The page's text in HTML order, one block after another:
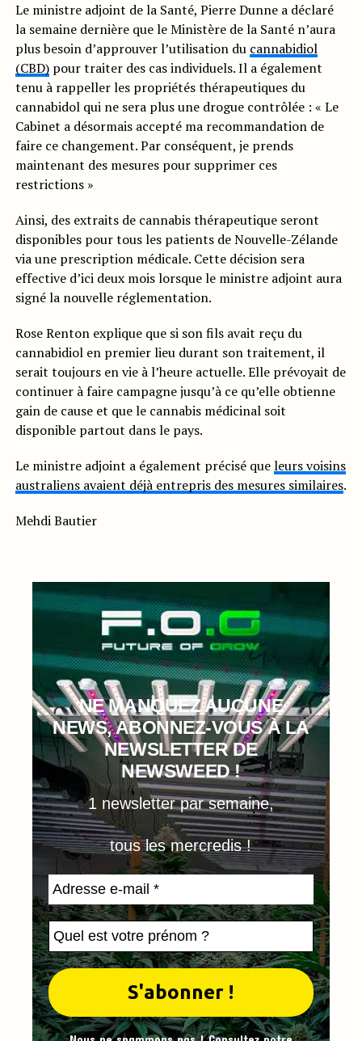
Le ministre adjoint de la Santé, Pierre Dunne a déclaré
la semaine dernière que le Ministère de la Santé n’aura
plus besoin d’approuver l’utilisation du cannabidiol
(CBD)pour traiter des cas individuels. Il a également
tenu à rappeller les propriétés thérapeutiques du
cannabidol qui ne sera plus une drogue contrôlée : « Le
Cabinet a désormais accepté ma recommandation de
faire ce changement. Par conséquent, je prends
maintenant des mesures pour supprimer ces
restrictions »
Ainsi, des extraits de cannabis thérapeutique seront
disponibles pour tous les patients de Nouvelle-Zélande
via une prescription médicale. Cette décision sera
effective d’ici deux mois lorsque le ministre adjoint aura
signé la nouvelle réglementation.
Rose Renton explique que si son fils avait reçu du
cannabidiol en premier lieu durant son traitement, il
serait toujours en vie à l’heure actuelle. Elle prévoyait de
continuer à faire campagne jusqu’à ce qu’elle obtienne
gain de cause et que le cannabis médicinal soit
disponible partout dans le pays.
Le ministre adjoint a également précisé queleurs voisins
australiens avaient déjà entrepris des mesures similaires.
Mehdi Bautier
NE MANQUEZ AUCUNE
NEWS, ABONNEZ-VOUS À LA
NEWSLETTER DE
NEWSWEED !
1 newsletter par semaine,
tous les mercredis !